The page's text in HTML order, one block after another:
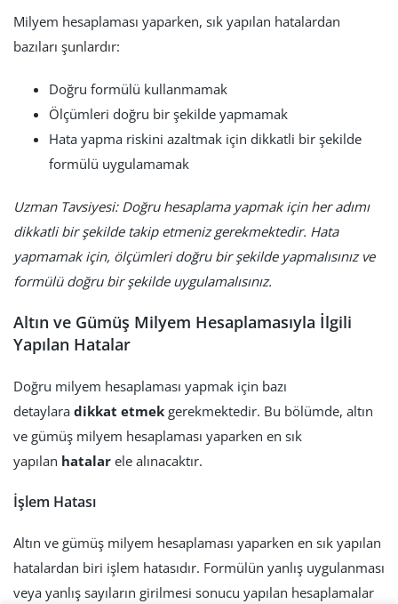
Milyem hesaplaması yaparken, sık yapılan hatalardan
bazıları şunlardır:
Doğru formülü kullanmamak
Ölçümleri doğru bir şekilde yapmamak
Hata yapma riskini azaltmak için dikkatli bir şekilde
formülü uygulamamak
Uzman Tavsiyesi: Doğru hesaplama yapmak için her adımı
dikkatli bir şekilde takip etmeniz gerekmektedir. Hata
yapmamak için, ölçümleri doğru bir şekilde yapmalısınız ve
formülü doğru bir şekilde uygulamalısınız.
Altın ve Gümüş Milyem Hesaplamasıyla İlgili
Yapılan Hatalar
Doğru milyem hesaplaması yapmak için bazı
detaylara dikkat etmek gerekmektedir. Bu bölümde, altın
ve gümüş milyem hesaplaması yaparken en sık
yapılan hatalar ele alınacaktır.
İşlem Hatası
Altın ve gümüş milyem hesaplaması yaparken en sık yapılan
hatalardan biri işlem hatasıdır. Formülün yanlış uygulanması
veya yanlış sayıların girilmesi sonucu yapılan hesaplamalar